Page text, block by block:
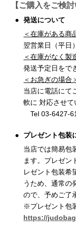
【ご購入をご検
発送について
＜在庫がある商
翌営業日（平日
＜在庫がなく製
発送予定日をで
＜お急ぎの場合
当店に電話にて
軟に 対応させて
Tel 03-6427-
プレゼント包装
当店では簡易包
ます。プレゼン
レゼント包装希
うため、通常の
ので、予めご了
※プレゼント包
https://